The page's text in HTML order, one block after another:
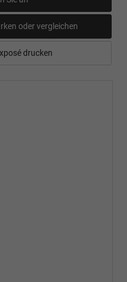
oder vergleichen
drucken